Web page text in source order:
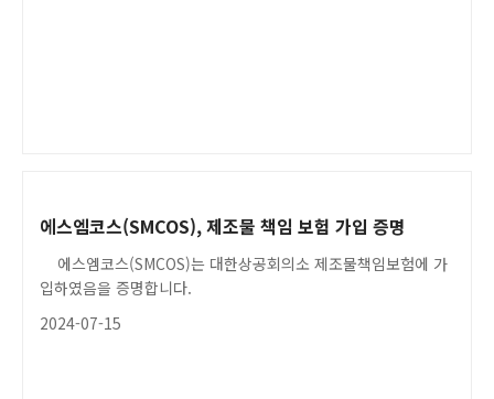
에스엠코스(SMCOS), 제조물 책임 보험 가입 증명
에스엠코스(SMCOS)는 대한상공회의소 제조물책임보험에 가
입하였음을 증명합니다.
2024-07-15